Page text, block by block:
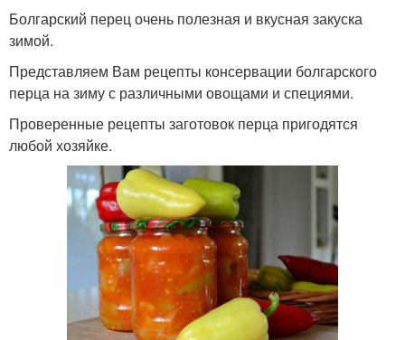
Болгарский перец очень полезная и вкусная закуска
зимой.
Представляем Вам рецепты консервации болгарского
перца на зиму с различными овощами и специями.
Проверенные рецепты заготовок перца пригодятся
любой хозяйке.